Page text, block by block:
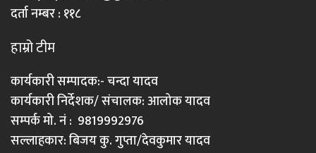
दर्ता नम्बर : ११८
हाम्रो टीम
कार्यकारी सम्पादक:- चन्दा यादव
कार्यकारी निर्देशक/ संचालक: आलोक यादव
सम्पर्क मो. नं : 9819992976
सल्लाहकार: बिजय कु. गुप्ता/देवकुमार यादव